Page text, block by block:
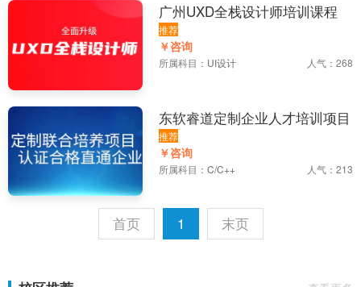
广州UXD全栈设计师培训课程
推荐
￥咨询
所属科目： UI设计 人气：268
东软睿道定制企业人才培训项目
推荐
￥咨询
所属科目： C/C++ 人气：213
首页 1 末页